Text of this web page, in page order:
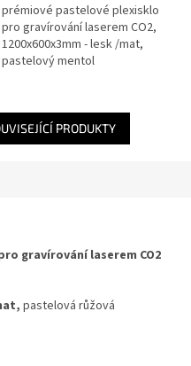
prémiové pastelové plexisklo
pro gravírování laserem CO2,
1200x600x3mm - lesk /mat,
pastelový mentol
PRODUKTY
gravírování laserem CO2
pastelová růžová